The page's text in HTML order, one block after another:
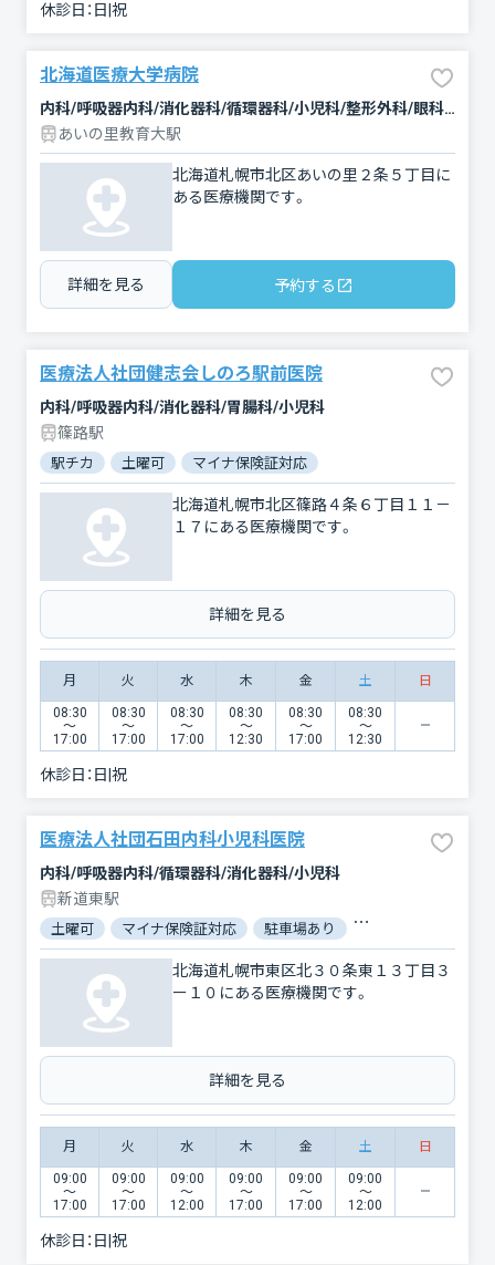
休診日： 日|祝
北海道医療大学病院
内科/呼吸器内科/消化器科/循環器科/小児科/整形外科/眼科/耳鼻咽喉科/皮膚科/リウマチ科/泌尿器科/リハビリテーション/歯科/小児歯科/矯正歯科/歯科口腔外科
あいの里教育大駅
北海道札幌市北区あいの里２条５丁目に
ある医療機関です。
詳細を見る 予約する
医療法人社団健志会しのろ駅前医院
内科/呼吸器内科/消化器科/胃腸科/小児科
篠路駅
駅チカ 土曜可 マイナ保険証対応
北海道札幌市北区篠路４条６丁目１１－
１７にある医療機関です。
詳細を見る
月 火 水 木 金 土 日
08:30
〜
17:00
08:30
〜
17:00
08:30
〜
17:00
08:30
〜
12:30
08:30
〜
17:00
08:30
〜
12:30
休診日： 日|祝
医療法人社団石田内科小児科医院
内科/呼吸器内科/循環器科/消化器科/小児科
新道東駅
土曜可 マイナ保険証対応 駐車場あり バリアフリー
北海道札幌市東区北３０条東１３丁目３
ー１０にある医療機関です。
詳細を見る
月 火 水 木 金 土 日
09:00
〜
17:00
09:00
〜
17:00
09:00
〜
12:00
09:00
〜
17:00
09:00
〜
17:00
09:00
〜
12:00
休診日： 日|祝